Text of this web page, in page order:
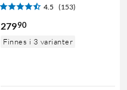
4.5 (153)
27990
Finnes i 3 varianter